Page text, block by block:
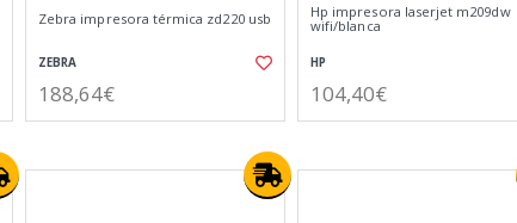
Zebra impresora térmica zd220 usb
ZEBRA
188,64€
Hp impresora laserjet m209dw
wifi/blanca
HP
104,40€